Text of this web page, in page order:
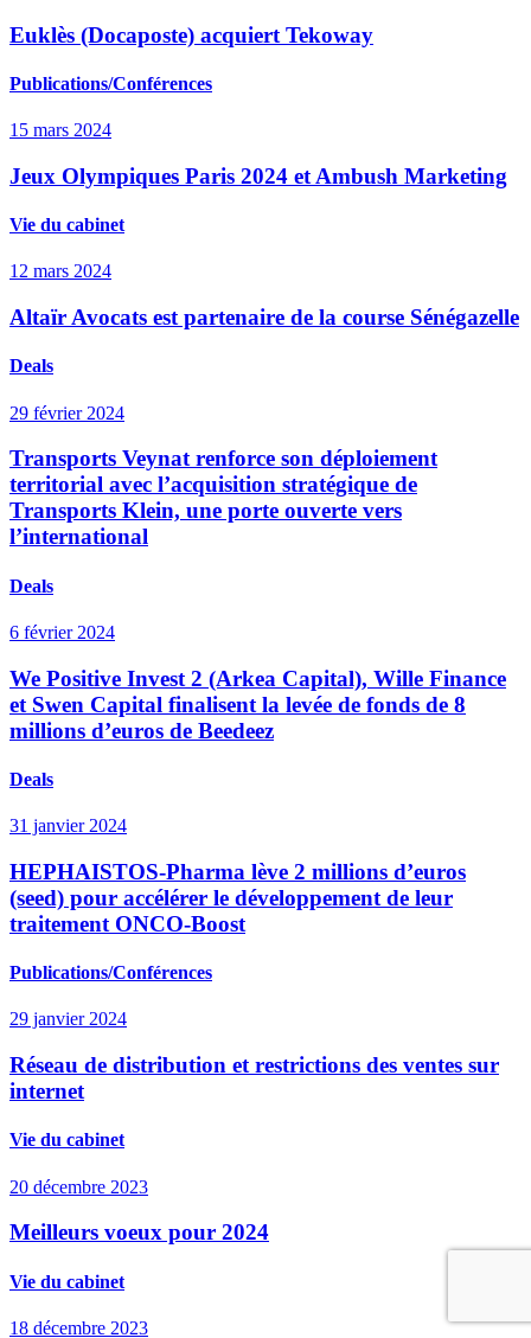
Euklès (Docaposte) acquiert Tekoway
Publications/Conférences
15 mars 2024
Jeux Olympiques Paris 2024 et Ambush Marketing
Vie du cabinet
12 mars 2024
Altaïr Avocats est partenaire de la course Sénégazelle
Deals
29 février 2024
Transports Veynat renforce son déploiement
territorial avec l’acquisition stratégique de
Transports Klein, une porte ouverte vers
l’international
Deals
6 février 2024
We Positive Invest 2 (Arkea Capital), Wille Finance
et Swen Capital finalisent la levée de fonds de 8
millions d’euros de Beedeez
Deals
31 janvier 2024
HEPHAISTOS-Pharma lève 2 millions d’euros
(seed) pour accélérer le développement de leur
traitement ONCO-Boost
Publications/Conférences
29 janvier 2024
Réseau de distribution et restrictions des ventes sur
internet
Vie du cabinet
20 décembre 2023
Meilleurs voeux pour 2024
Vie du cabinet
18 décembre 2023